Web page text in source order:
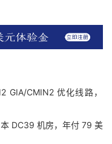
GIA/CMIN2 优化线路，
DC39 机房，年付 79 美